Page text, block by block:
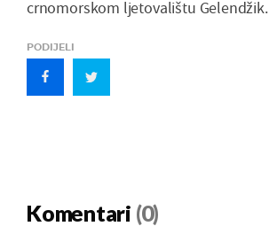
crnomorskom ljetovalištu Gelendžik.
PODIJELI
Komentari (0)